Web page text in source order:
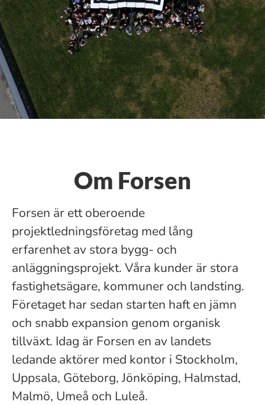
Om Forsen
Forsen är ett oberoende
projektledningsföretag med lång
erfarenhet av stora bygg- och
anläggningsprojekt. Våra kunder är stora
fastighetsägare, kommuner och landsting.
Företaget har sedan starten haft en jämn
och snabb expansion genom organisk
tillväxt. Idag är Forsen en av landets
ledande aktörer med kontor i Stockholm,
Uppsala, Göteborg, Jönköping, Halmstad,
Malmö, Umeå och Luleå.